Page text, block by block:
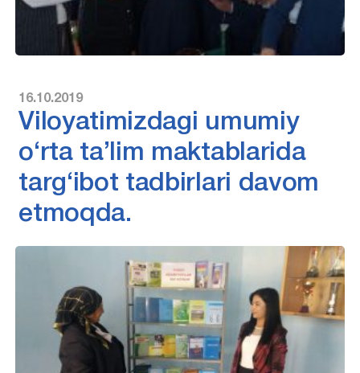
16.10.2019
Viloyatimizdagi umumiy
o‘rta ta’lim maktablarida
targ‘ibot tadbirlari davom
etmoqda.